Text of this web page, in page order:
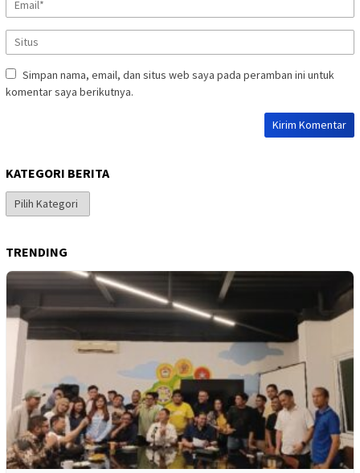
Simpan nama, email, dan situs web saya pada peramban ini untuk
komentar saya berikutnya.
KATEGORI BERITA
Kategori
Berita
TRENDING